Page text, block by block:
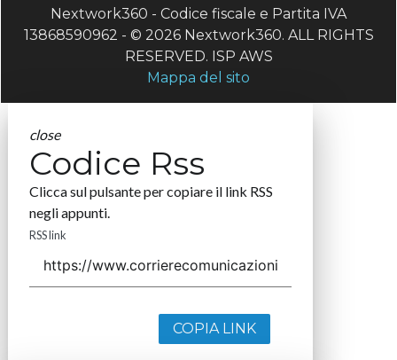
Nextwork360 - Codice fiscale e Partita IVA
13868590962 - © 2026 Nextwork360. ALL RIGHTS
RESERVED. ISP AWS
Mappa del sito
close
Codice Rss
Clicca sul pulsante per copiare il link RSS
negli appunti.
RSS link
COPIA LINK